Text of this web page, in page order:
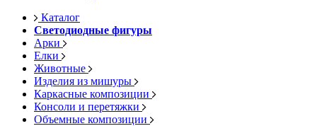
Каталог
Светодиодные фигуры
Арки
Елки
Животные
Изделия из мишуры
Каркасные композиции
Консоли и перетяжки
Объемные композиции